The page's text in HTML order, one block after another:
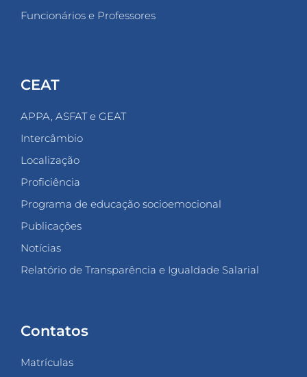
Funcionários e Professores
CEAT
APPA, ASFAT e GEAT
Intercâmbio
Localização
Proficiência
Programa de educação socioemocional
Publicações
Notícias
Relatório de Transparência e Igualdade Salarial
Contatos
Matrículas